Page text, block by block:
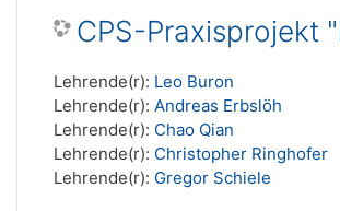
CPS-Praxisprojekt
Lehrende(r): Leo Buron
Lehrende(r): Andreas Erbslöh
Lehrende(r): Chao Qian
Lehrende(r): Christopher Ringhofer
Lehrende(r): Gregor Schiele